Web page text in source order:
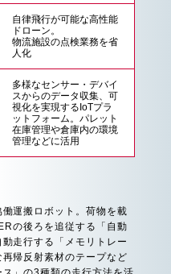
自律飛行が可能な高性能
ドローン。
物流施設の点検業務を省
人化
多様なセンサー・デバイ
スからのデータ収集、可
視化を実現するIoTプラ
ットフォーム。パレット
在庫管理や倉庫内の環境
管理などに活用
運搬ロボット。荷物を載
の後ろを追従する「自動
走行する「メモリトレー
帰反射素材のテープなど